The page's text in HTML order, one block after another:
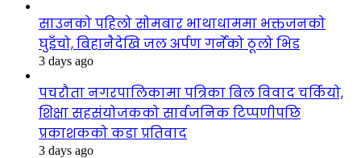
साउनको पहिलो सोमबार भाथाधाममा भक्तजनको
घुइँचो, बिहानैदेखि जल अर्पण गर्नेको ठूलो भिड
3 days ago
पचरौता नगरपालिकामा पत्रिका बिल विवाद चर्कियो,
शिक्षा सहसंयोजकको सार्वजनिक टिप्पणीपछि
प्रकाशकको कडा प्रतिवाद
3 days ago